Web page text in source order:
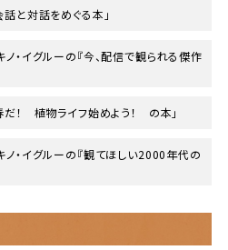
と対話をめぐる本」
・イグルーの『今、配信で観られる傑作
！ 植物ライフ始めよう！ の本」
・イグルーの『観てほしい2000年代の